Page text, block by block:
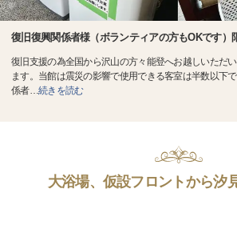
復旧復興関係者様（ボランティアの方もOKです）
復旧支援の為全国から沢山の方々能登へお越しいただ
ます。当館は震災の影響で使用できる客室は半数以下
係者…続きを読む
大浴場、仮設フロントから汐